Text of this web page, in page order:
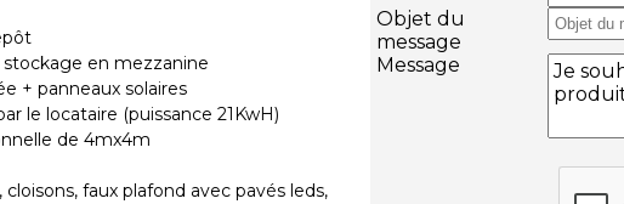
en mezzanine
+ panneaux solaires
le locataire (puissance 21KwH)
de 4mx4m
faux plafond avec pavés leds,
Objet du
message
Message